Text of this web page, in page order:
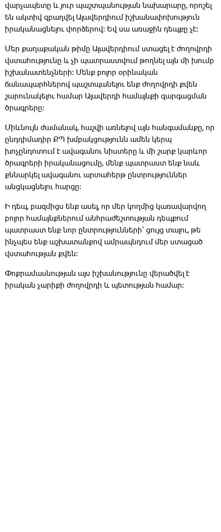
վարչապետը և յուր պաշտպանության նախարարը, որոշել
են ակտիվ զբաղվել Ալավերդիում իշխանափոխություն
իրականացնելու փորձերով։ Եվ սա առաջին դեպքը չէ։
Մեր քաղաքական թիմը Ալավերդիում ստացել է ժողովրդի
վստահությունը և չի պատրաստվում թողնել այն մի խումբ
իշխանատենչների։ Մենք բոլոր օրինական
ճանապարհներով պաշտպանելու ենք ժողովրդի քվեն
շարունակելու համար Ալավերդի համայնքի զարգացման
ծրագրերը։
Միևնույն ժամանակ, հաշվի առնելով այն հանգամանքը, որ
ընդդիմադիր ՔՊ խմբակցությունն ամեն կերպ
խոչընդոտում է ավագանու նիստերը և մի շարք կարևոր
ծրագրերի իրականացումը, մենք պատրաստ ենք նաև
քննարկել ավագանու արտահերթ ընտրություններ
անցկացնելու հարցը։
Ի դեպ, բազմիցս ենք ասել, որ մեր կողմից կառավարվող
բոլոր համայնքներում անհրաժեշտության դեպքում
պատրաստ ենք նոր ընտրությունների՝ ցույց տալու, թե
ինչպես ենք աշխատանքով ամրապնդում մեր ստացած
վստահության քվեն։
Փոքրամասնության այս իշխանությունը վերածվել է
իրական չարիքի ժողովրդի և պետության համար։